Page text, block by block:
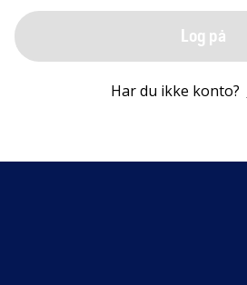
Log på
Har du ikke konto?